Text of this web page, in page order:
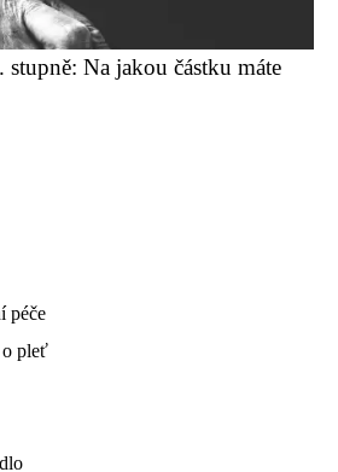
Na jakou částku máte
péče
o pleť